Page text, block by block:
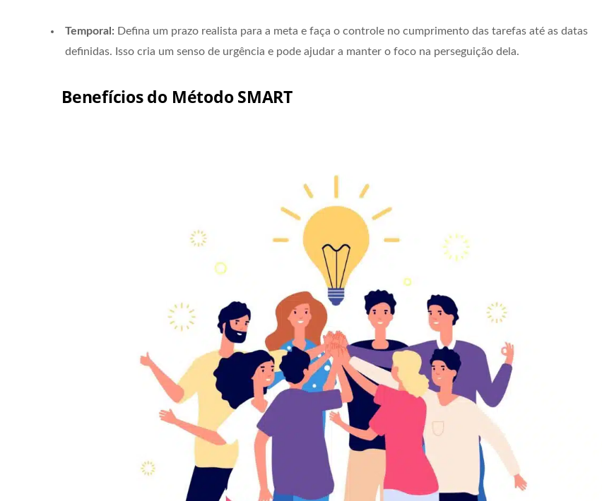
Temporal: Defina um prazo realista para a meta e faça o controle no cumprimento das tarefas até as datas
definidas. Isso cria um senso de urgência e pode ajudar a manter o foco na perseguição dela.
Benefícios do Método SMART